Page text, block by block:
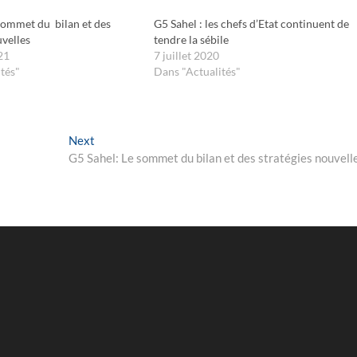
du bilan et des
G5 Sahel : les chefs d’Etat continuent de
tendre la sébile
7 juillet 2020
Dans "Actualités"
Next
post:
G5 Sahel: Le sommet du bilan et des stratégies